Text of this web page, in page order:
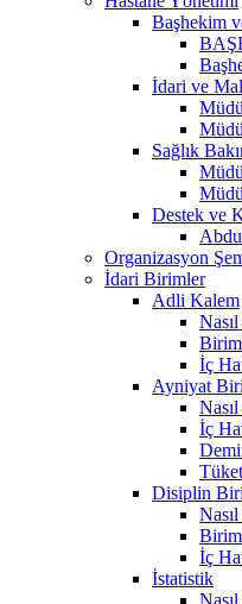
Başhekim
İdari ve
Sağlık
Destek ve
Organizasyon
İdari Birimler
Adli Kalem
Birim
İç
Ayniyat
İç
Disiplin
Birim
İç
İstatistik